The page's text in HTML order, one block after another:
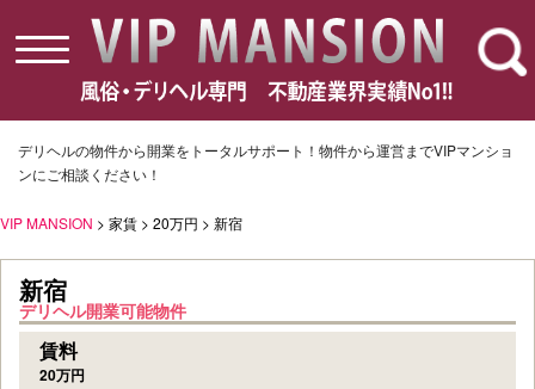
toggle
navigation
デリヘルの物件から開業をトータルサポート！物件から運営までVIPマンショ
ンにご相談ください！
VIP MANSION > 家賃 > 20万円 > 新宿
新宿
デリヘル開業可能物件
賃料
20万円